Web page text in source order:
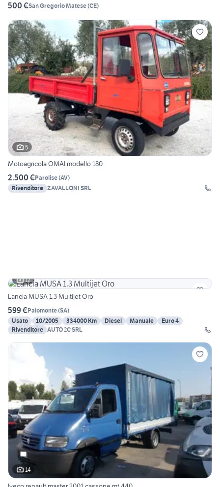
500 €San Gregorio Matese(CE)
5
Motoagricola OMAI modello 180
2.500 €Parolise(AV)
Rivenditore ZAVALLONI SRL
12
Lancia MUSA 1.3 Multijet Oro
599 €Palomonte(SA)
Usato
10/2005 334000 Km Diesel Manuale
Euro 4
Rivenditore AUTO 2C SRL
14